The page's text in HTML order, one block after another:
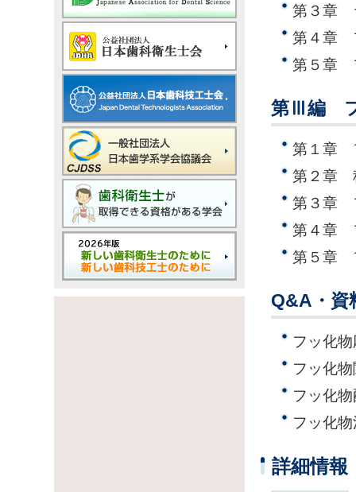
第３章
第４章
第５章
第Ⅲ編 フ
第１章
第２章
第３章
第４章
第５章
Q&A・資
フッ化
フッ化
フッ化
フッ化
詳細情報